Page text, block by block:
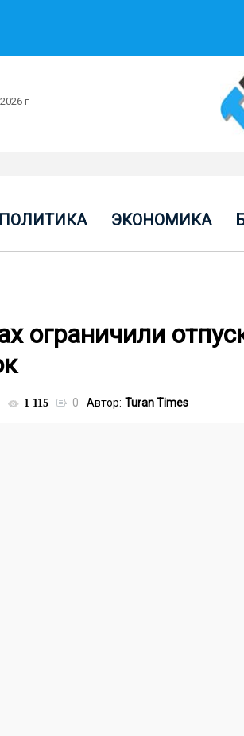
г
ПОЛИТИКА ЭКОНОМИКА
ограничили
1 115 0 Автор: Turan Times